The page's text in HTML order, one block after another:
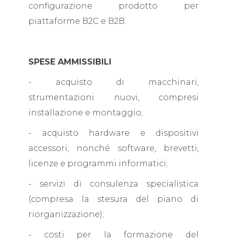
configurazione prodotto per
piattaforme B2C e B2B.
SPESE AMMISSIBILI
- acquisto di macchinari,
strumentazioni nuovi, compresi
installazione e montaggio;
- acquisto hardware e dispositivi
accessori, nonché software, brevetti,
licenze e programmi informatici;
- servizi di consulenza specialistica
(compresa la stesura del piano di
riorganizzazione);
- costi per la formazione del